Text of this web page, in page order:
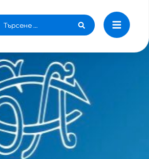
КОМПЕТЕНЦИИТЕ НА ОПЛ
НА ДЕЦАТА?